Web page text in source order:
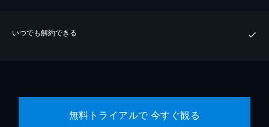
いつでも解約できる
無料トライアルで 今すぐ観る